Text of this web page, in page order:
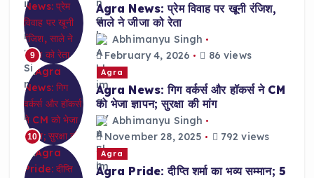
9
Agra News: प्रेम विवाह पर खूनी रंजिश,
साले ने जीजा को रेता
Abhimanyu Singh
February 4, 2026
86 views
10
Agra
Agra News: गिग वर्कर्स और हॉकर्स ने CM
को भेजा ज्ञापन; सुरक्षा की मांग
Abhimanyu Singh
November 28, 2025
792 views
Agra
Agra Pride: दीप्ति शर्मा का भव्य सम्मान; 5